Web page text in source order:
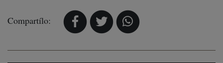
Compartílo: